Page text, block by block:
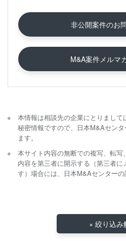
非公開案件のお
M&A案件メルマ
本情報は相談先の企業にとりまし
秘密情報ですので、日本M&Aセン
ます。
本サイト内容の無断での複写、転
内容を第三者に開示する（第三者に
す）場合には、日本M&Aセンターの
× 絞り込み